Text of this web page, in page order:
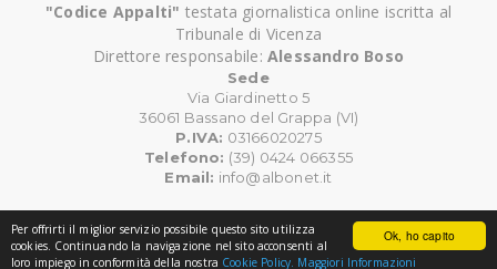
Ok, ho capito
Per offrirti il miglior servizio possibile questo sito utilizza
cookies. Continuando la navigazione nel sito acconsenti al
loro impiego in conformità della nostra Cookie Policy. Maggiori Informazioni
"Codice Appalti" testata giornalistica online iscritta al
Tribunale di Vicenza
Direttore responsabile: Alessandro Boso
Sede
Via Giardinetto 5
36061 Bassano del Grappa (VI)
P.IVA: 03166020275
Telefono: (39) 0424 066355
Email: info@albonet.it
©Copyright CodiceAppalti.it. Tutti i diritti riservati.